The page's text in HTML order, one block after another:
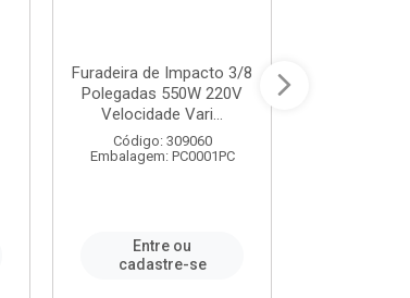
Furadeira de Impacto 3/8
Polegadas 550W 220V
Velocidade Vari...
Código: 309060
Embalagem: PC0001PC
Entre ou
cadastre-se